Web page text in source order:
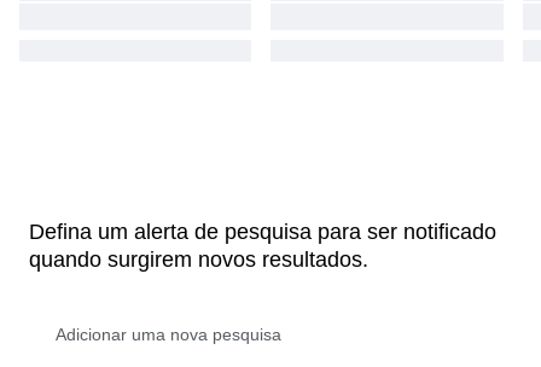
Defina um alerta de pesquisa para ser notificado
quando surgirem novos resultados.